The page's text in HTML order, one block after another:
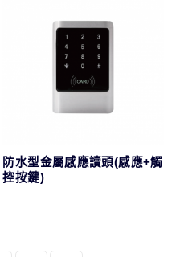
防水型金屬感應讀頭(感應+觸
控按鍵)